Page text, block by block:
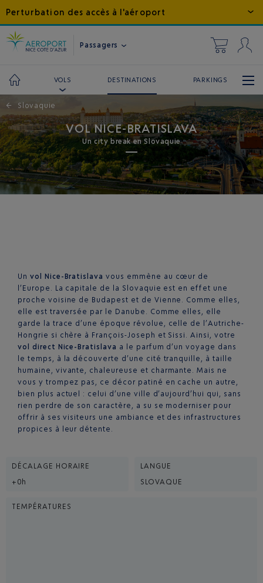
Perturbation des accès à l'aéroport
Passagers
VOLS DESTINATIONS PARKINGS
← Slovaquie
VOL NICE-BRATISLAVA
Un city break en Slovaquie
Un vol Nice-Bratislava vous emmène au cœur de
l’Europe. La capitale de la Slovaquie est en effet une
proche voisine de Budapest et de Vienne. Comme elles,
elle est traversée par le Danube. Comme elles, elle
garde la trace d’une époque révolue, celle de l’Autriche-
Hongrie si chère à François-Joseph et Sissi. Ainsi, votre
vol direct Nice-Bratislava a le parfum d’un voyage dans
le temps, à la découverte d’une cité tranquille, à taille
humaine, vivante, chaleureuse et charmante. Mais ne
vous y trompez pas, ce décor patiné en cache un autre,
bien plus actuel : celui d’une ville d’aujourd’hui qui, sans
rien perdre de son caractère, a su se moderniser pour
offrir à ses visiteurs une ambiance et des infrastructures
propices à leur détente.
DÉCALAGE HORAIRE
+0h
LANGUE
SLOVAQUE
TEMPÉRATURES